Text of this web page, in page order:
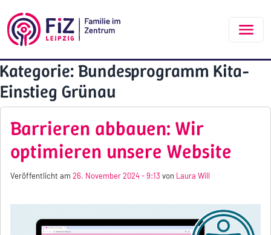
Kategorie: Bundesprogramm Kita-
Einstieg Grünau
Barrieren abbauen: Wir
optimieren unsere Website
Veröffentlicht am 26. November 2024 - 9:13 von Laura Will